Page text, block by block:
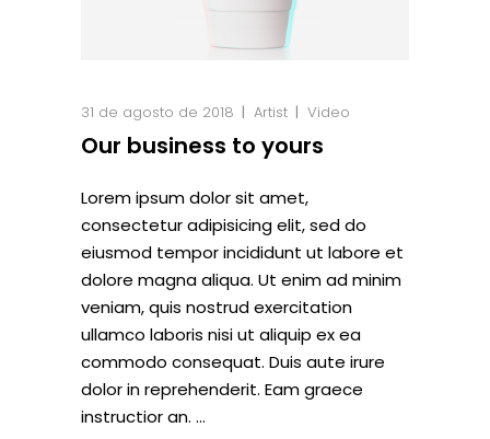
31 de agosto de 2018 Artist Video
Our business to yours
Lorem ipsum dolor sit amet,
consectetur adipisicing elit, sed do
eiusmod tempor incididunt ut labore et
dolore magna aliqua. Ut enim ad minim
veniam, quis nostrud exercitation
ullamco laboris nisi ut aliquip ex ea
commodo consequat. Duis aute irure
dolor in reprehenderit. Eam graece
instructior an.